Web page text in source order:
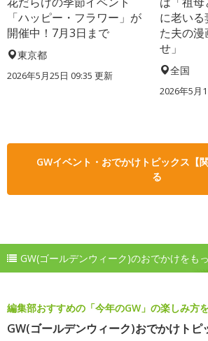
「ハッピー・フラワー」が
開催中！7月3日まで
東京都
2026年5月25日 09:35 更新
に老いる
た夫の
せ」
全国
2026年5月
GWイベント・おでかけトピックス【
る
GW(ゴールデンウィーク)のおでかけをも
編集部おすすめの「今年のGW」の楽しみ方
GW(ゴールデンウィーク)おでかけトピ